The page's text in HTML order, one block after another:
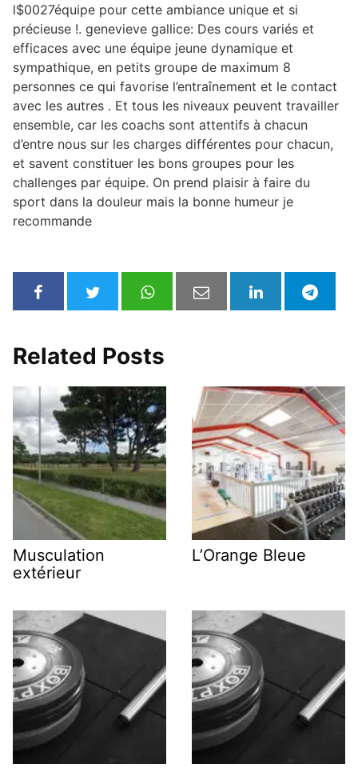
l$0027équipe pour cette ambiance unique et si
précieuse !. genevieve gallice: Des cours variés et
efficaces avec une équipe jeune dynamique et
sympathique, en petits groupe de maximum 8
personnes ce qui favorise l’entraînement et le contact
avec les autres . Et tous les niveaux peuvent travailler
ensemble, car les coachs sont attentifs à chacun
d’entre nous sur les charges différentes pour chacun,
et savent constituer les bons groupes pour les
challenges par équipe. On prend plaisir à faire du
sport dans la douleur mais la bonne humeur je
recommande
Related Posts
Musculation
extérieur
L’Orange Bleue